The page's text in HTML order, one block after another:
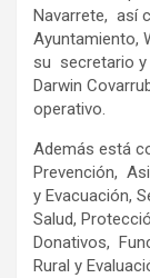
Navarrete, así
Ayuntamiento,
su secretario y
Darwin
operativo.
Además está
Prevención,
y Evacuación,
Salud,
Donativos,
Rural y